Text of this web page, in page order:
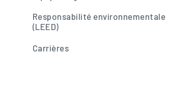
Responsabilité environnementale
(LEED)
Carrières